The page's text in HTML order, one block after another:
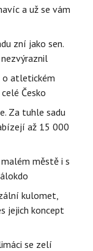
a už se vám
zní jako sen.
o atletickém
Česko
Za tuhle sadu
až 15 000
městě i s
kulomet,
jejich koncept
se zelí